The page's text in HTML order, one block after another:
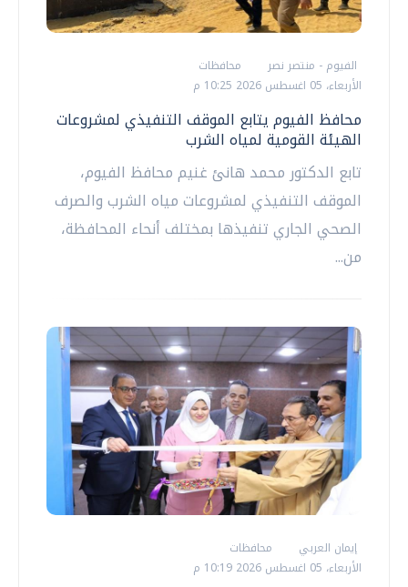
الفيوم - منتصر نصر
محافظات
الأربعاء، 05 اغسطس 2026 10:25 م
محافظ الفيوم يتابع الموقف التنفيذي لمشروعات
الهيئة القومية لمياه الشرب
تابع الدكتور محمد هانئ غنيم محافظ الفيوم،
الموقف التنفيذي لمشروعات مياه الشرب والصرف
الصحي الجاري تنفيذها بمختلف أنحاء المحافظة،
من...
إيمان العربي
محافظات
الأربعاء، 05 اغسطس 2026 10:19 م